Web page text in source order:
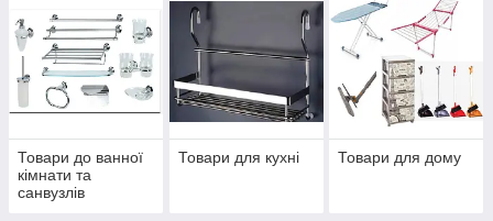
Товари до ванної
кімнати та
санвузлів
Товари для кухні Товари для дому